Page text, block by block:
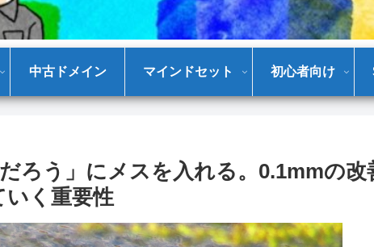
中古ドメイン マインドセット 初心者向け
ろう」にメスを入れる。0.1mmの改
いく重要性